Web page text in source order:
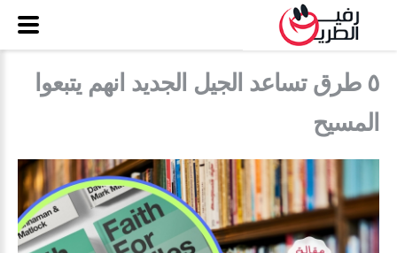
٥ طرق تساعد الجيل الجديد انهم يتبعوا
المسيح